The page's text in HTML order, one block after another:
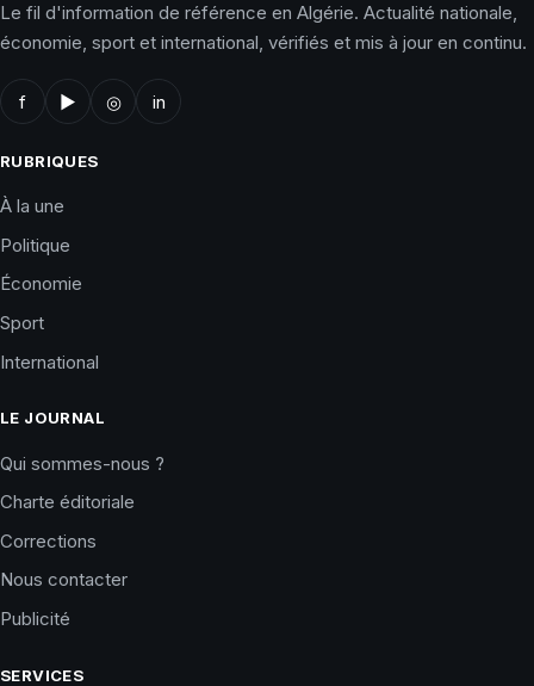
Le fil d'information de référence en Algérie. Actualité nationale,
économie, sport et international, vérifiés et mis à jour en continu.
f ▶ ◎ in
RUBRIQUES
À la une
Politique
Économie
Sport
International
LE JOURNAL
Qui sommes-nous ?
Charte éditoriale
Corrections
Nous contacter
Publicité
SERVICES